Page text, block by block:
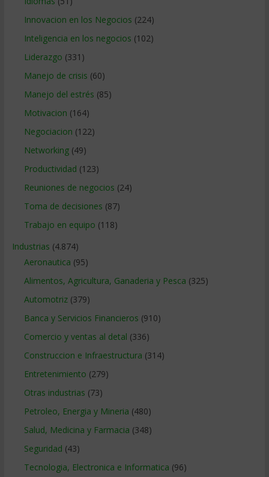
Innovacion en los Negocios (224)
Inteligencia en los negocios (102)
Liderazgo (331)
Manejo de crisis (60)
Manejo del estrés (85)
Motivacion (164)
Negociacion (122)
Networking(49)
Productividad (123)
Reuniones de negocios (24)
Toma de decisiones (87)
Trabajo en equipo (118)
Industrias (4.874)
Aeronautica (95)
Alimentos, Agricultura, Ganaderia y Pesca (325)
Automotriz(379)
Banca y Servicios Financieros (910)
Comercio y ventas al detal (336)
Construccion e Infraestructura (314)
Entretenimiento (279)
Otras industrias (73)
Petroleo, Energia y Mineria (480)
Salud, Medicina y Farmacia (348)
Seguridad (43)
Tecnologia, Electronica e Informatica (96)